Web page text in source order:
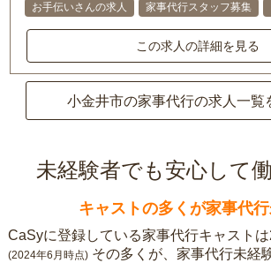
お手伝いさんの求人
家事代行スタッフ募集
この求人の詳細を見る
小金井市の家事代行の求人一覧
未経験者でも安心して
キャストの多くが家事代
CaSyに登録している家事代行キャストは
(2024年6月時点) その多くが、家事代行未経